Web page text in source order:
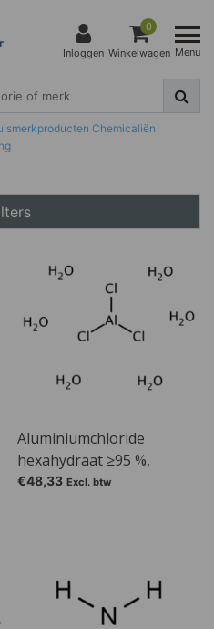
Inloggen
0
Winkelwagen Menu
Chemicaliën
Aluminiumchloride
hexahydraat ≥95 %,
Ph.Eur., USP
€48,33 Excl. btw